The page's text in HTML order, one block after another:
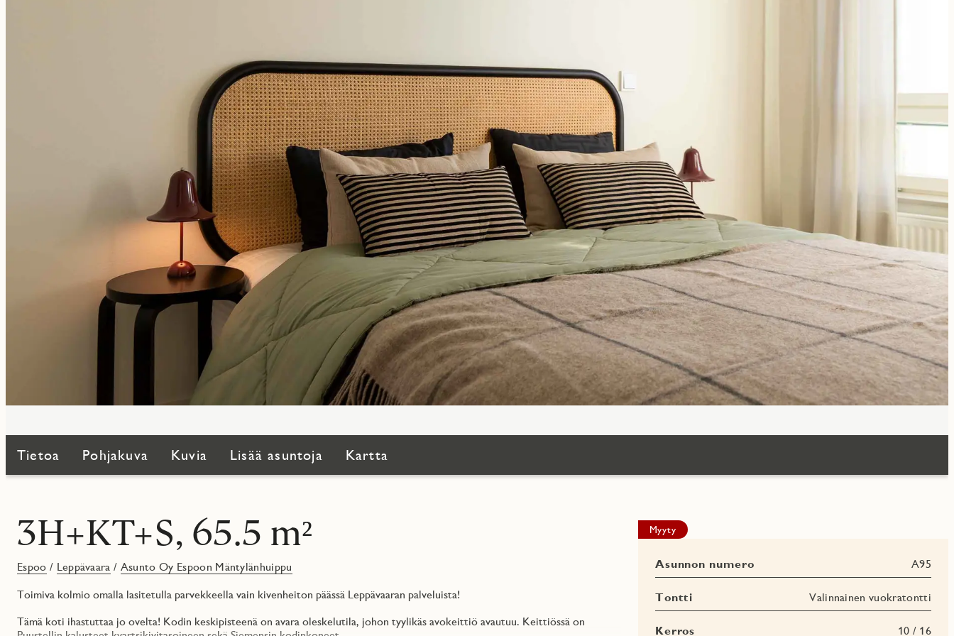
Tietoa Pohjakuva Kuvia Lisää asuntoja Kartta
3H+KT+S, 65.5 m²
Espoo / Leppävaara / Asunto Oy Espoon Mäntylänhuippu
Toimiva kolmio omalla lasitetulla parvekkeella vain kivenheiton päässä Leppävaaran palveluista!
Tämä koti ihastuttaa jo ovelta! Kodin keskipisteenä on avara oleskelutila, johon tyylikäs avokeittiö avautuu. Keittiössä on
Myyty
Asunnon numero A95
Tontti Valinnainen vuokratontti
Kerros 10 / 16